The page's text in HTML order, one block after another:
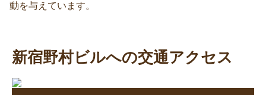
動を与えています。
新宿野村ビルへの交通アクセス